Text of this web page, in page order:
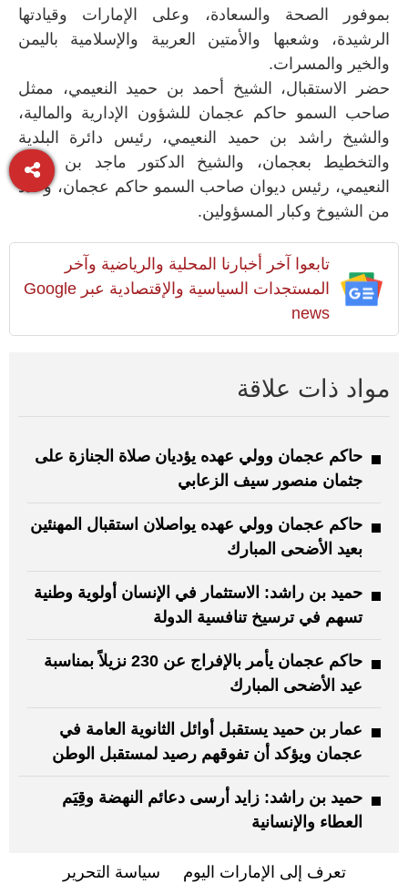
بموفور الصحة والسعادة، وعلى الإمارات وقيادتها
الرشيدة، وشعبها والأمتين العربية والإسلامية باليمن
والخير والمسرات.
حضر الاستقبال، الشيخ أحمد بن حميد النعيمي، ممثل
صاحب السمو حاكم عجمان ‏للشؤون الإدارية والمالية،
والشيخ ‏راشد بن حميد النعيمي، رئيس دائرة البلدية
والتخطيط بعجمان، والشيخ الدكتور ماجد بن سعيد
النعيمي، رئيس ديوان صاحب السمو ‏حاكم عجمان، وعدد
‏من الشيوخ وكبار المسؤولين.
تابعوا آخر أخبارنا المحلية والرياضية وآخر
المستجدات السياسية والإقتصادية عبر Google
news
مواد ذات علاقة
حاكم عجمان وولي عهده يؤديان صلاة الجنازة على
جثمان منصور سيف الزعابي
حاكم عجمان وولي عهده يواصلان استقبال المهنئين
بعيد الأضحى المبارك
حميد بن راشد: الاستثمار في الإنسان أولوية وطنية
تسهم في ترسيخ تنافسية الدولة
حاكم عجمان يأمر بالإفراج عن 230 نزيلاً بمناسبة
عيد الأضحى المبارك
عمار بن حميد يستقبل أوائل الثانوية العامة في
عجمان ويؤكد أن تفوقهم رصيد لمستقبل الوطن
حميد بن راشد: زايد أرسى دعائم النهضة وقِيَم
العطاء والإنسانية
تعرف إلى الإمارات اليوم سياسة التحرير